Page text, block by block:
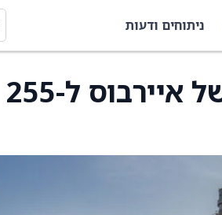
ניתוחים ודעות
JPMorgan העלה את מחיר היעד של איירבוס ל-255